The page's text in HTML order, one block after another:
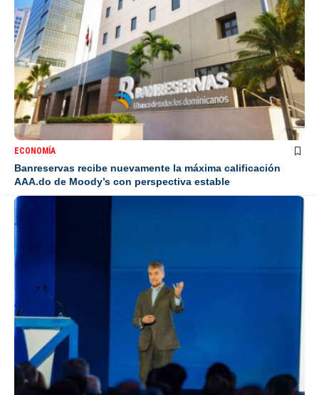
ECONOMÍA
Banreservas recibe nuevamente la máxima calificación
AAA.do de Moody’s con perspectiva estable